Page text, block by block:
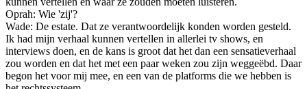
Oprah: Wie 'zij'?
Wade: De estate. Dat ze verantwoordelijk konden worden gesteld.
Ik had mijn verhaal kunnen vertellen in allerlei tv shows, en
interviews doen, en de kans is groot dat het dan een sensatieverhaal
zou worden en dat het met een paar weken zou zijn weggeëbd. Daar
begon het voor mij mee, en een van de platforms die we hebben is